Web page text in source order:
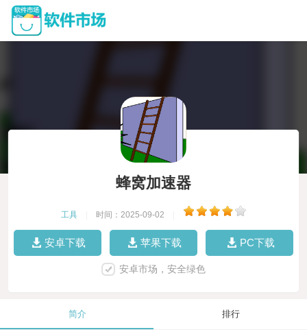
蜂窝加速器
工具 时间：2025-09-02
安卓下载 苹果下载 PC下载
安卓市场，安全绿色
简介 排行